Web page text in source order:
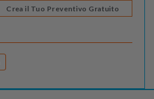
Crea il Tuo Preventivo Gratuito